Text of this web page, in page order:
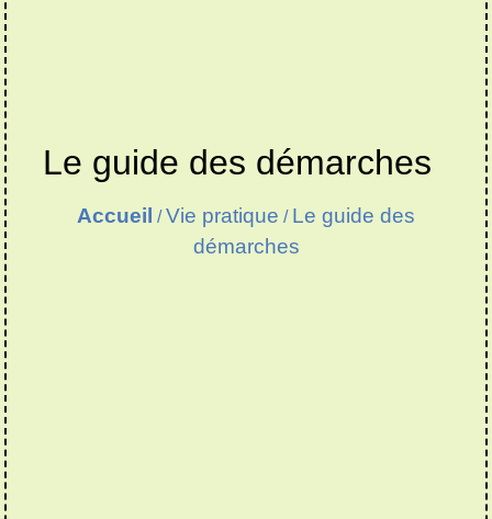
Le guide des démarches
Accueil /Vie pratique / Le guide des
démarches